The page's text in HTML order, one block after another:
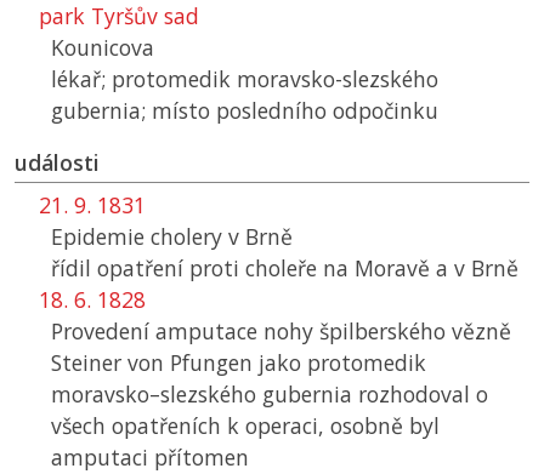
park Tyršův sad
Kounicova
lékař; protomedik moravsko-slezského
gubernia; místo posledního odpočinku
události
21. 9. 1831
Epidemie cholery v Brně
řídil opatření proti choleře na Moravě a v Brně
18. 6. 1828
Provedení amputace nohy špilberského vězně
Steiner von Pfungen jako protomedik
moravsko–slezského gubernia rozhodoval o
všech opatřeních k operaci, osobně byl
amputaci přítomen